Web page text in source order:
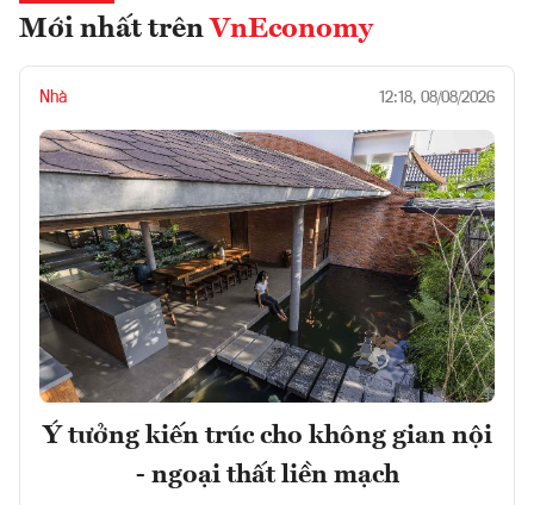
Mới nhất trên VnEconomy
Nhà 12:18, 08/08/2026
Ý tưởng kiến trúc cho không gian nội
- ngoại thất liền mạch